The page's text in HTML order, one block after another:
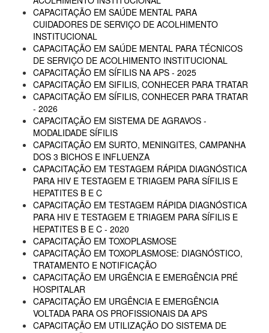
CAPACITAÇÃO EM SAÚDE MENTAL PARA
CUIDADORES DE SERVIÇO DE ACOLHIMENTO
INSTITUCIONAL
CAPACITAÇÃO EM SAÚDE MENTAL PARA TÉCNICOS
DE SERVIÇO DE ACOLHIMENTO INSTITUCIONAL
CAPACITAÇÃO EM SÍFILIS NA APS - 2025
CAPACITAÇÃO EM SIFILIS, CONHECER PARA TRATAR
CAPACITAÇÃO EM SÍFILIS, CONHECER PARA TRATAR
- 2026
CAPACITAÇÃO EM SISTEMA DE AGRAVOS -
MODALIDADE SÍFILIS
CAPACITAÇÃO EM SURTO, MENINGITES, CAMPANHA
DOS 3 BICHOS E INFLUENZA
CAPACITAÇÃO EM TESTAGEM RÁPIDA DIAGNÓSTICA
PARA HIV E TESTAGEM E TRIAGEM PARA SÍFILIS E
HEPATITES B E C
CAPACITAÇÃO EM TESTAGEM RÁPIDA DIAGNÓSTICA
PARA HIV E TESTAGEM E TRIAGEM PARA SÍFILIS E
HEPATITES B E C - 2020
CAPACITAÇÃO EM TOXOPLASMOSE
CAPACITAÇÃO EM TOXOPLASMOSE: DIAGNÓSTICO,
TRATAMENTO E NOTIFICAÇÃO
CAPACITAÇÃO EM URGÊNCIA E EMERGÊNCIA PRÉ
HOSPITALAR
CAPACITAÇÃO EM URGÊNCIA E EMERGÊNCIA
VOLTADA PARA OS PROFISSIONAIS DA APS
CAPACITAÇÃO EM UTILIZAÇÃO DO SISTEMA DE